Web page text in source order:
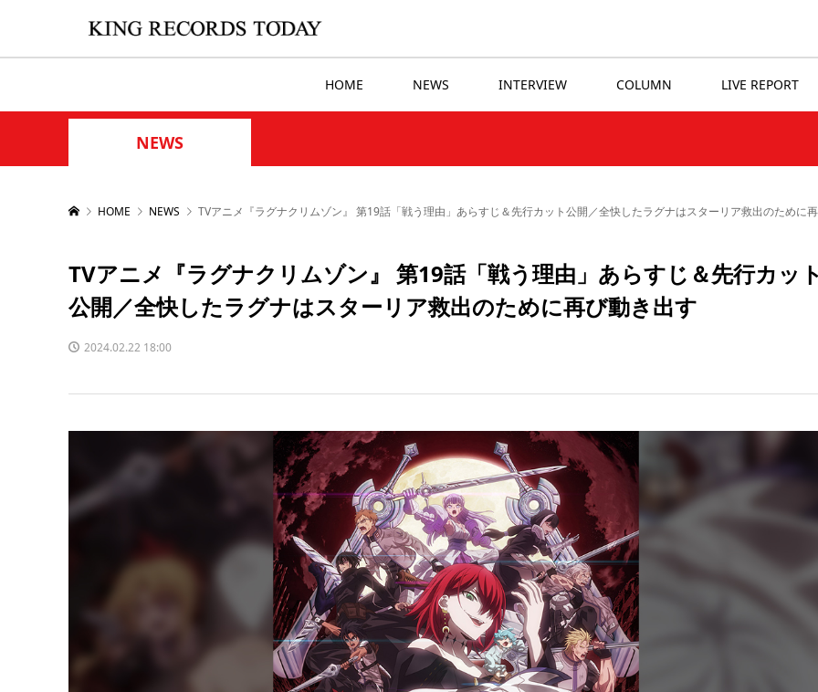
HOME NEWS INTERVIEW COLUMN LIVE REPORT
NEWS
HOME NEWS TVアニメ『ラグナクリムゾン』 第19話「戦う理由」あらすじ＆先行カット公開／全快したラグナはスターリア救出のために
TVアニメ『ラグナクリムゾン』 第19話「戦う理由」あらすじ＆先行カッ
公開／全快したラグナはスターリア救出のために再び動き出す
2024.02.22 18:00